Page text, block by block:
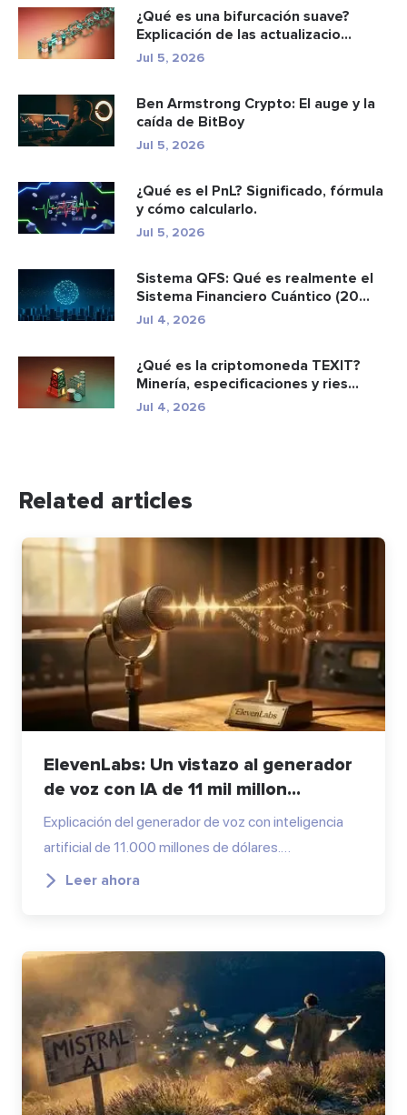
¿Qué es una bifurcación suave?
Explicación de las actualizacio...
Jul 5, 2026
Ben Armstrong Crypto: El auge y la
caída de BitBoy
Jul 5, 2026
¿Qué es el PnL? Significado, fórmula
y cómo calcularlo.
Jul 5, 2026
Sistema QFS: Qué es realmente el
Sistema Financiero Cuántico (20...
Jul 4, 2026
¿Qué es la criptomoneda TEXIT?
Minería, especificaciones y ries...
Jul 4, 2026
Related articles
ElevenLabs: Un vistazo al generador
de voz con IA de 11 mil millon...
Explicación del generador de voz con inteligencia
artificial de 11.000 millones de dólares.…
Leer ahora